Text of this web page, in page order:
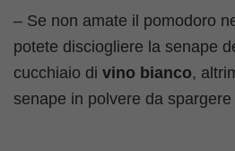
– Se non amate il pomodoro
potete disciogliere la senape
cucchiaio di vino bianco,
senape in polvere da spargere